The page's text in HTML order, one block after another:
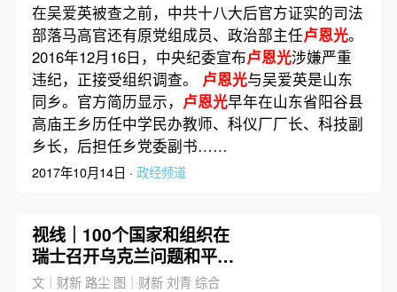
在吴爱英被查之前，中共十八大后官方证实的司法
部落马高官还有原党组成员、政治部主任卢恩光。
2016年12月16日，中央纪委宣布卢恩光涉嫌严重
违纪，正接受组织调查。 卢恩光与吴爱英是山东
同乡。官方简历显示， 卢恩光早年在山东省阳谷县
高庙王乡历任中学民办教师、科仪厂厂长、科技副
乡长，后担任乡党委副书……
2017年10月14日 · 政经频道
视线｜100个国家和组织在
瑞士召开乌克兰问题和平峰
会 俄罗斯隔空提案
文｜财新 路尘 图｜财新 刘青 综合